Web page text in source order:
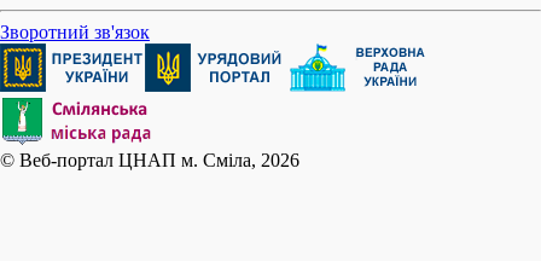
Зворотний зв'язок
© Веб-портал ЦНАП м. Сміла, 2026